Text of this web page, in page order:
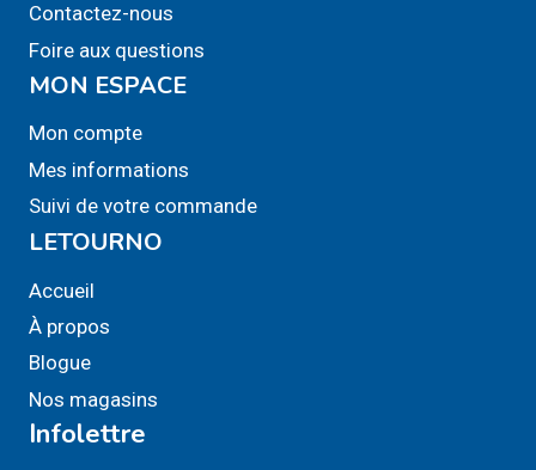
Contactez-nous
Foire aux questions
MON ESPACE
Mon compte
Mes informations
Suivi de votre commande
LETOURNO
Accueil
À propos
Blogue
Nos magasins
Infolettre